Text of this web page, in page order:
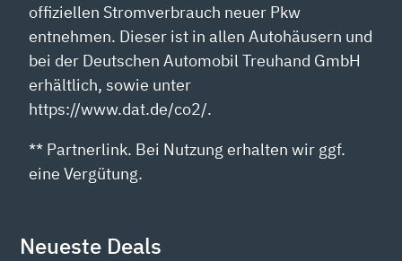
offiziellen Stromverbrauch neuer Pkw
entnehmen. Dieser ist in allen Autohäusern und
bei der Deutschen Automobil Treuhand GmbH
erhältlich, sowie unter
https://www.dat.de/co2/.
** Partnerlink. Bei Nutzung erhalten wir ggf.
eine Vergütung.
Neueste Deals